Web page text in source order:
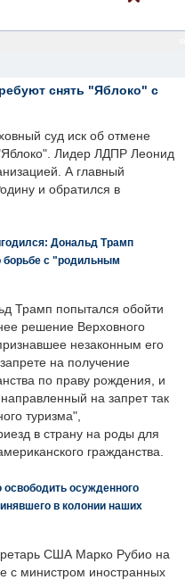
снять "Яблоко" с
суд иск об отмене
"Яблоко". Лидер ЛДПР Леонид
А главный
и обратился в
Дональд Трамп
борьбе с "родильным
Трамп попытался обойти
решение Верховного
незаконным его
на получение
по праву рождения, и
на запрет так
туризма",
в страну на роды для
гражданства.
осужденного
в колонии наших
США Марко Рубио на
с министром иностранных